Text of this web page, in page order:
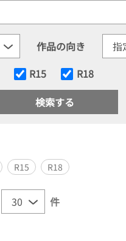
作品の向き
R15 R18
R15 R18
件